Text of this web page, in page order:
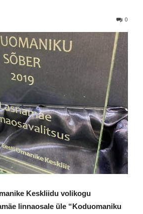
0
Keskliidu volikogu
linnaosale üle “Koduomaniku